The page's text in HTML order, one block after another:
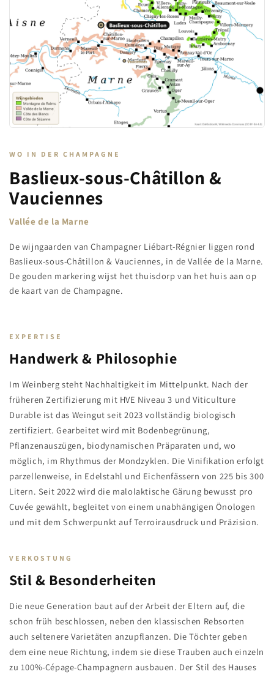
WO IN DER CHAMPAGNE
Baslieux-sous-Châtillon &
Vauciennes
Vallée de la Marne
De wijngaarden van Champagner Liébart-Régnier liggen rond
Baslieux-sous-Châtillon & Vauciennes, in de Vallée de la Marne.
De gouden markering wijst het thuisdorp van het huis aan op
de kaart van de Champagne.
EXPERTISE
Handwerk & Philosophie
Im Weinberg steht Nachhaltigkeit im Mittelpunkt. Nach der
früheren Zertifizierung mit HVE Niveau 3 und Viticulture
Durable ist das Weingut seit 2023 vollständig biologisch
zertifiziert. Gearbeitet wird mit Bodenbegrünung,
Pflanzenauszügen, biodynamischen Präparaten und, wo
möglich, im Rhythmus der Mondzyklen. Die Vinifikation erfolgt
parzellenweise, in Edelstahl und Eichenfässern von 225 bis 300
Litern. Seit 2022 wird die malolaktische Gärung bewusst pro
Cuvée gewählt, begleitet von einem unabhängigen Önologen
und mit dem Schwerpunkt auf Terroirausdruck und Präzision.
VERKOSTUNG
Stil & Besonderheiten
Die neue Generation baut auf der Arbeit der Eltern auf, die
schon früh beschlossen, neben den klassischen Rebsorten
auch seltenere Varietäten anzupflanzen. Die Töchter geben
dem eine neue Richtung, indem sie diese Trauben auch einzeln
zu 100%-Cépage-Champagnern ausbauen. Der Stil des Hauses